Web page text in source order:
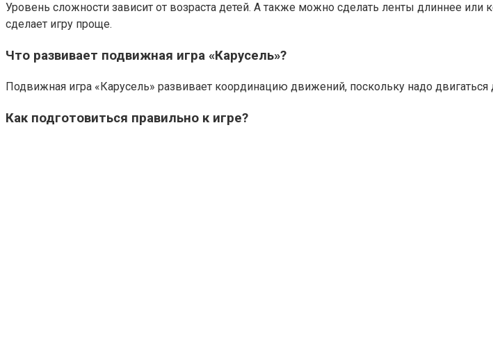
Уровень сложности зависит от возраста детей. А также можно сделать ленты длиннее
сделает игру проще.
Что развивает подвижная игра «Карусель»?
Подвижная игра «Карусель» развивает координацию движений, поскольку надо двигаться
Как подготовиться правильно к игре?